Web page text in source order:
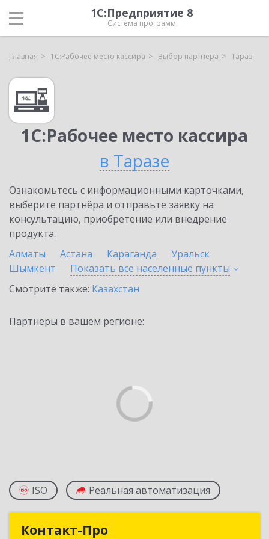
1С:Предприятие 8
Система программ
Главная 1С:Рабочее место кассира Выбор партнёра Тараз
1С:Рабочее место кассира
в Таразе
Ознакомьтесь с информационными карточками,
выберите партнёра и отправьте заявку на
консультацию, приобретение или внедрение
продукта.
Алматы
Астана Караганда
Уральск
Шымкент
Показать все населенные пункты
Смотрите также: Казахстан
Партнеры в вашем регионе:
ISO Реальная автоматизация
Контакт-Про